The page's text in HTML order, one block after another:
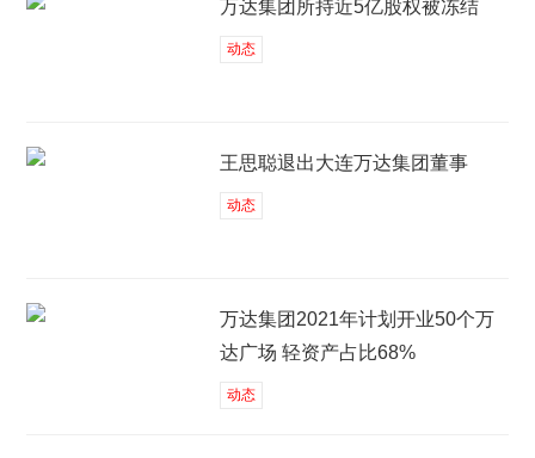
万达集团所持近5亿股权被冻结
动态
王思聪退出大连万达集团董事
动态
万达集团2021年计划开业50个万
达广场 轻资产占比68%
动态